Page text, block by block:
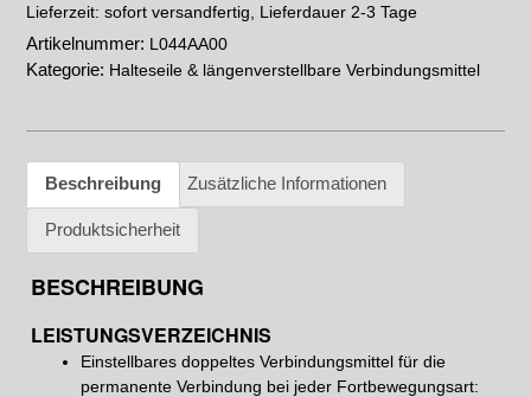
Lieferzeit: sofort versandfertig, Lieferdauer 2-3 Tage
Artikelnummer: L044AA00
Kategorie: Halteseile & längenverstellbare Verbindungsmittel
Beschreibung Zusätzliche Informationen
Produktsicherheit
BESCHREIBUNG
LEISTUNGSVERZEICHNIS
Einstellbares doppeltes Verbindungsmittel für die
permanente Verbindung bei jeder Fortbewegungsart: